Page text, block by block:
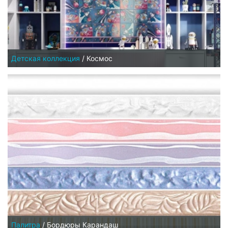
Детская коллекция / Космос
Палитра / Бордюры Карандаш